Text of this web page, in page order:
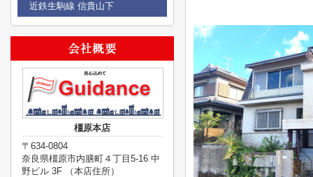
近鉄生駒線 信貴山下
橿原本店
〒634-0804
奈良県橿原市内膳町４丁目5-16 中
野ビル 3F （本店住所）